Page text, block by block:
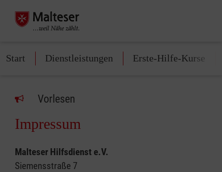
Start Dienstleistungen Erste-Hilfe-Kurse
Vorlesen
Impressum
Malteser Hilfsdienst e.V.
Siemensstraße 7